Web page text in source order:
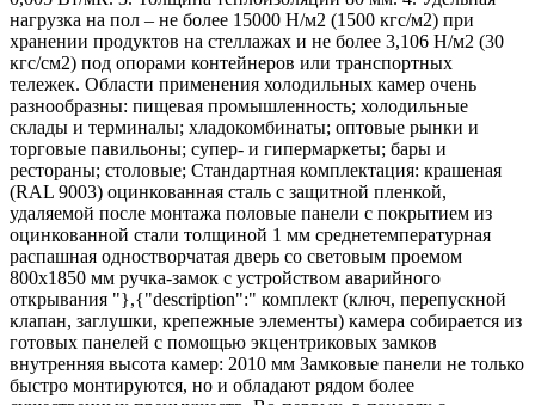
нагрузка на пол – не более 15000 Н/м2 (1500 кгс/м2) при
хранении продуктов на стеллажах и не более 3,106 Н/м2 (30
кгс/см2) под опорами контейнеров или транспортных
тележек. Области применения холодильных камер очень
разнообразны: пищевая промышленность; холодильные
склады и терминалы; хладокомбинаты; оптовые рынки и
торговые павильоны; супер- и гипермаркеты; бары и
рестораны; столовые; Стандартная комплектация: крашеная
(RAL 9003) оцинкованная сталь с защитной пленкой,
удаляемой после монтажа половые панели с покрытием из
оцинкованной стали толщиной 1 мм среднетемпературная
распашная одностворчатая дверь со световым проемом
800х1850 мм ручка-замок с устройством аварийного
открывания "},{"description":" комплект (ключ, перепускной
клапан, заглушки, крепежные элементы) камера собирается из
готовых панелей с помощью экцентриковых замков
внутренняя высота камер: 2010 мм Замковые панели не только
быстро монтируются, но и обладают рядом более